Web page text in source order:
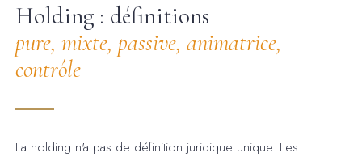
Holding : définitions
pure, mixte, passive, animatrice,
contrôle
La holding n'a pas de définition juridique unique. Les